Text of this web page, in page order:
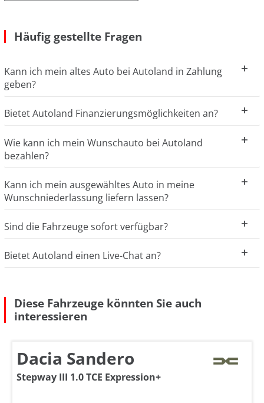
Häufig gestellte Fragen
Kann ich mein altes Auto bei Autoland in Zahlung
geben?
Bietet Autoland Finanzierungsmöglichkeiten an?
Wie kann ich mein Wunschauto bei Autoland
bezahlen?
Kann ich mein ausgewähltes Auto in meine
Wunschniederlassung liefern lassen?
Sind die Fahrzeuge sofort verfügbar?
Bietet Autoland einen Live-Chat an?
Diese Fahrzeuge könnten Sie auch
interessieren
Dacia Sandero
Stepway III 1.0 TCE Expression+